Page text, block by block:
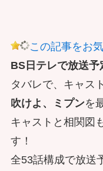
この記事をお
BS日テレで放送予
タバレで、キャス
吹けよ、ミプンを
キャストと相関図
す！
全53話構成で放送